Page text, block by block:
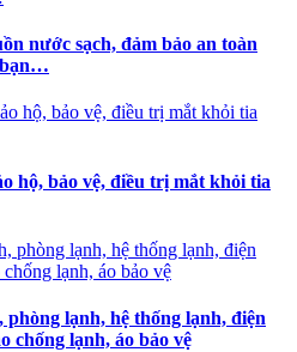
nước sạch, đảm bảo an toàn
bạn…
hộ, bảo vệ, điều trị mắt khỏi tia
lạnh, hệ thống lạnh, điện
chống lạnh, áo bảo vệ